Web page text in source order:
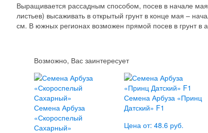
Выращивается рассадным способом, посев в начале
листьев) высаживать в открытый грунт в конце мая –
см. В южных регионах возможен прямой посев в грунт в
Возможно, Вас заинтересует
Семена Арбуза
«Скороспелый
Сахарный»
Семена Арбуза «Принц
Датский» F1
Цена от: 48.6 руб.